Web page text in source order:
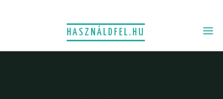
HASZNÁLDFEL.HU